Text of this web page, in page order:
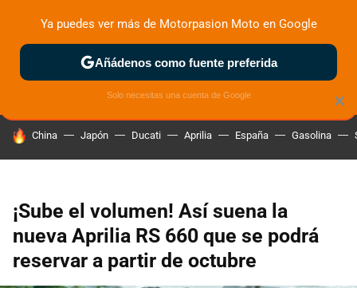
ZONA DE PRUEBAS DEPORTIVAS MOTOS ELÉCTRICAS
HOY SE HABLA DE
China Japón Ducati Aprilia España Gasolina
¡Sube el volumen! Así suena la
nueva Aprilia RS 660 que se podrá
reservar a partir de octubre
×
Ya puedes ver más de Motorpasion Moto en Google
Añádenos como fuente preferida
Solo necesitas una cuenta de Google